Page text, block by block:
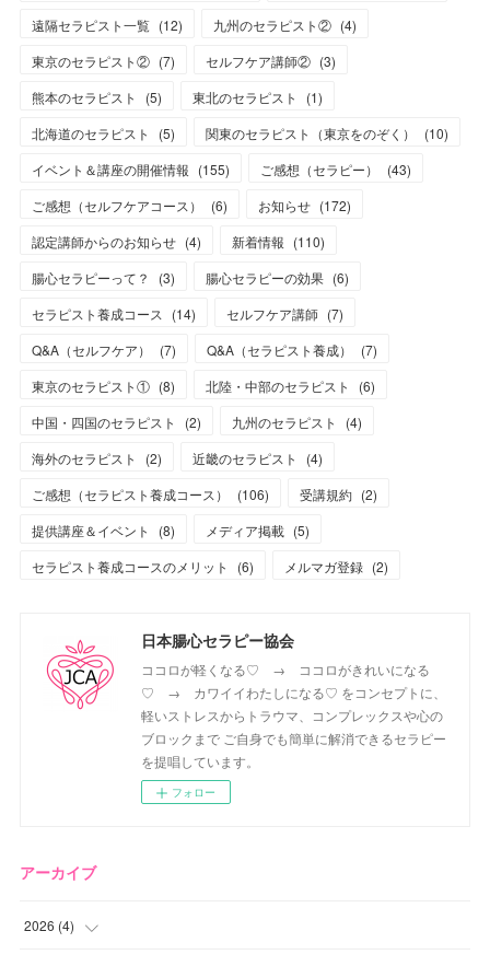
遠隔セラピスト一覧 (12) 九州のセラピスト② (4)
東京のセラピスト② (7) セルフケア講師② (3)
熊本のセラピスト
(5) 東北のセラピスト (1)
北海道のセラピスト
(5) 関東のセラピスト（東京をのぞく） (10)
イベント＆講座の開催情報 (155) ご感想（セラピー） (43)
ご感想（セルフケアコース）
(6) お知らせ (172)
認定講師からのお知らせ (4) 新着情報 (110)
腸心セラピーって？
(3) 腸心セラピーの効果 (6)
セラピスト養成コース
(14) セルフケア講師 (7)
Q&A（セルフケア）
(7) Q&A（セラピスト養成） (7)
東京のセラピスト① (8) 北陸・中部のセラピスト (6)
中国・四国のセラピスト
(2) 九州のセラピスト (4)
海外のセラピスト
(2) 近畿のセラピスト (4)
ご感想（セラピスト養成コース）
(106) 受講規約 (2)
提供講座＆イベント
(8) メディア掲載 (5)
セラピスト養成コースのメリット
(6) メルマガ登録 (2)
日本腸心セラピー協会
ココロが軽くなる♡ → ココロがきれいになる
♡ → カワイイわたしになる♡ をコンセプトに、
軽いストレスからトラウマ、コンプレックスや心の
ブロックまで ご自身でも簡単に解消できるセラピー
を提唱しています。
フォロー
アーカイブ
2026 (4)